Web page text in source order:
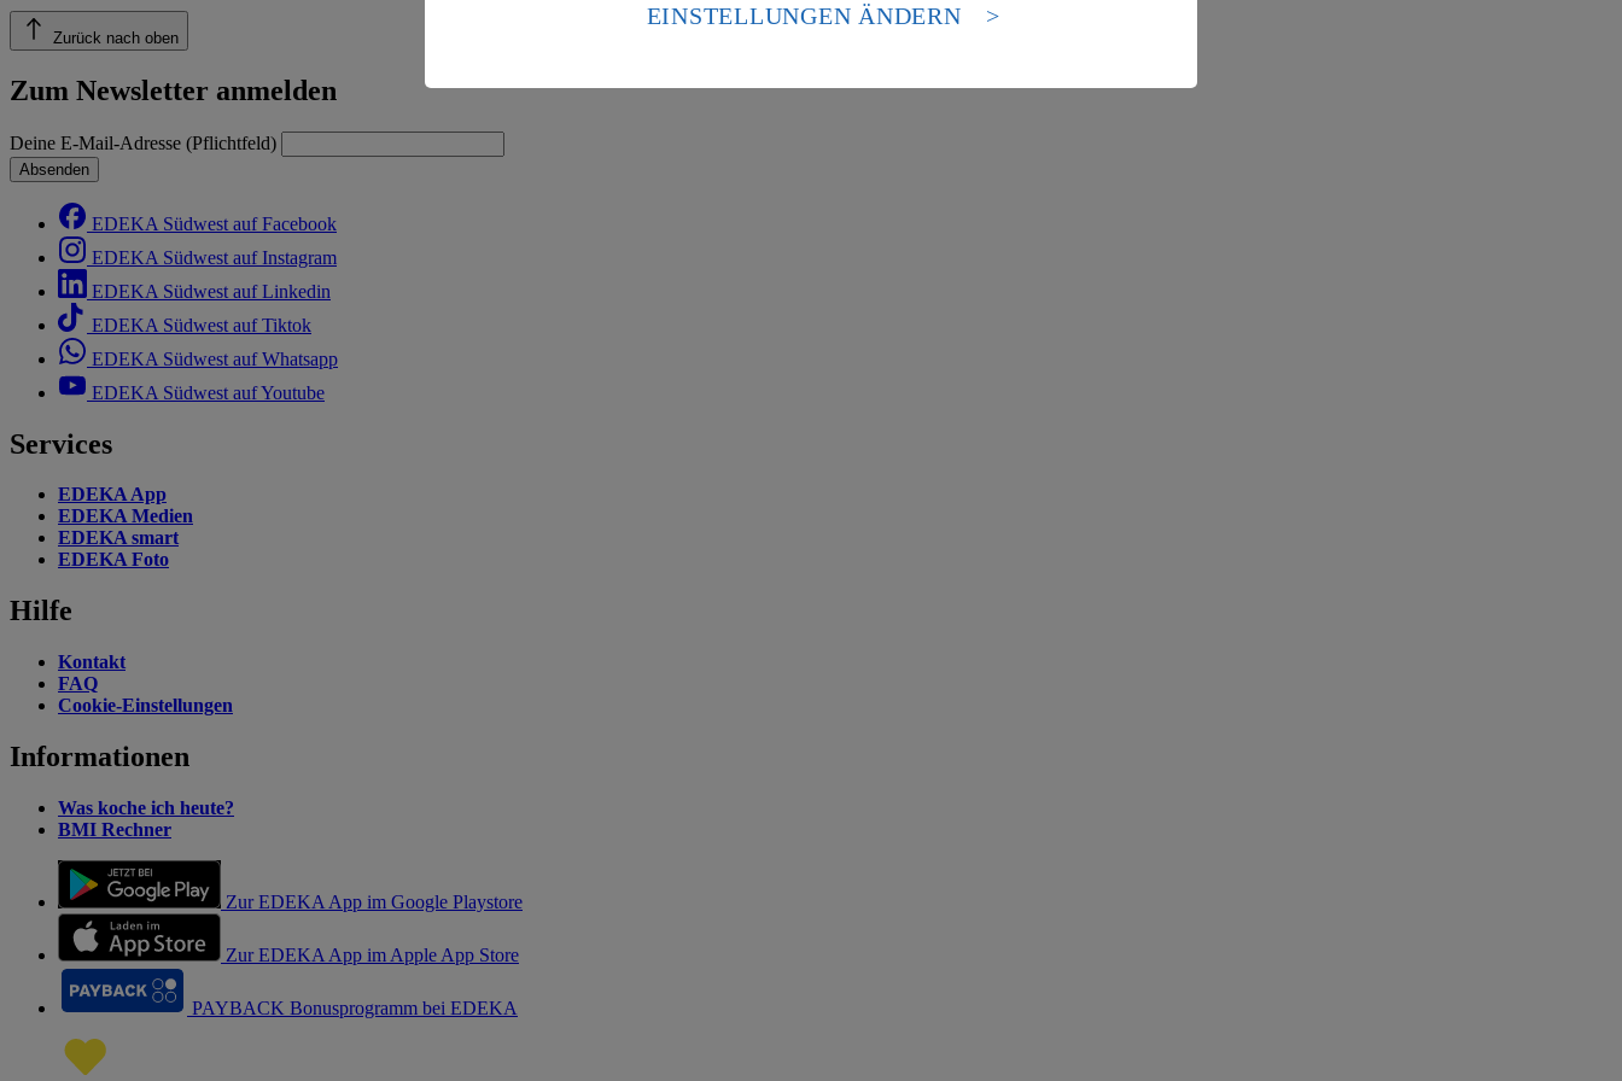
Zurück nach oben
Zum Newsletter anmelden
Deine E-Mail-Adresse (Pflichtfeld)
Absenden
EDEKA Südwest auf Facebook
EDEKA Südwest auf Instagram
EDEKA Südwest auf Linkedin
EDEKA Südwest auf Tiktok
EDEKA Südwest auf Whatsapp
EDEKA Südwest auf Youtube
Services
EDEKA App
EDEKA Medien
EDEKA smart
EDEKA Foto
Hilfe
Kontakt
FAQ
Cookie-Einstellungen
Informationen
Was koche ich heute?
BMI Rechner
Zur EDEKA App im Google Playstore
Zur EDEKA App im Apple App Store
PAYBACK Bonusprogramm bei EDEKA
Risiko eines Zugriffs durch US-amerikanische Behörden.
EINSTELLUNGEN ÄNDERN